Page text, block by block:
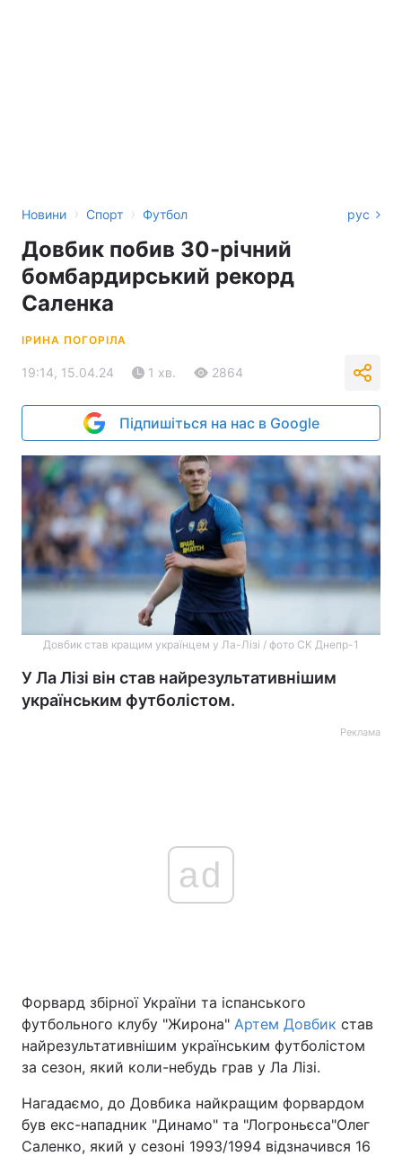
Новини › Спорт › Футбол рус
Довбик побив 30-річний
бомбардирський рекорд
Саленка
ІРИНА ПОГОРІЛА
19:14, 15.04.24 1 хв. 2864
Підпишіться на нас в Google
Довбик став кращим українцем у Ла-Лізі / фото СК Днепр-1
У Ла Лізі він став найрезультативнішим
українським футболістом.
Реклама
ad
Форвард збірної України та іспанського
футбольного клубу "Жирона" Артем Довбик став
найрезультативнішим українським футболістом
за сезон, який коли-небудь грав у Ла Лізі.
Нагадаємо, до Довбика найкращим форвардом
був екс-нападник "Динамо" та "Логроньєса"Олег
Саленко, який у сезоні 1993/1994 відзначився 16